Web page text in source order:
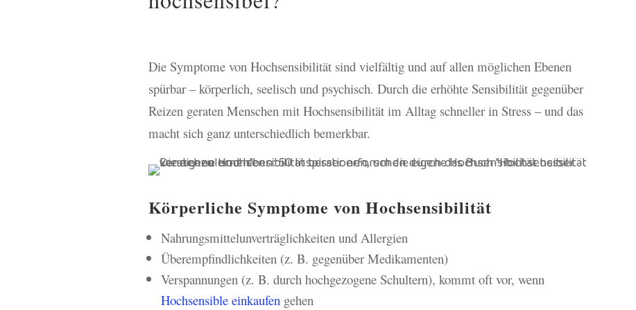
Die Symptome von Hochsensibilität sind vielfältig und auf allen möglichen Ebenen
spürbar – körperlich, seelisch und psychisch. Durch die erhöhte Sensibilität gegenüber
Reizen geraten Menschen mit Hochsensibilität im Alltag schneller in Stress – und das
macht sich ganz unterschiedlich bemerkbar.
Körperliche Symptome von Hochsensibilität
Nahrungsmittelunverträglichkeiten und Allergien
Überempfindlichkeiten (z. B. gegenüber Medikamenten)
Verspannungen (z. B. durch hochgezogene Schultern), kommt oft vor, wenn
Hochsensible einkaufen gehen